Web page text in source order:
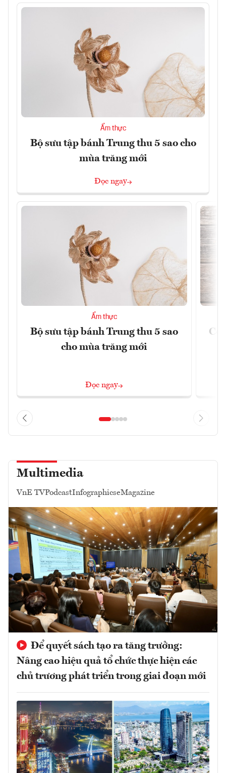
Ẩm thực
Bộ sưu tập bánh Trung thu 5 sao cho
mùa trăng mới
Đọc ngay
Ẩm thực
Bộ sưu tập bánh Trung thu 5 sao
cho mùa trăng mới
Đọc ngay
Multimedia
VnE TVPodcastInfographicseMagazine
Để quyết sách tạo ra tăng trưởng:
Nâng cao hiệu quả tổ chức thực hiện các
chủ trương phát triển trong giai đoạn mới